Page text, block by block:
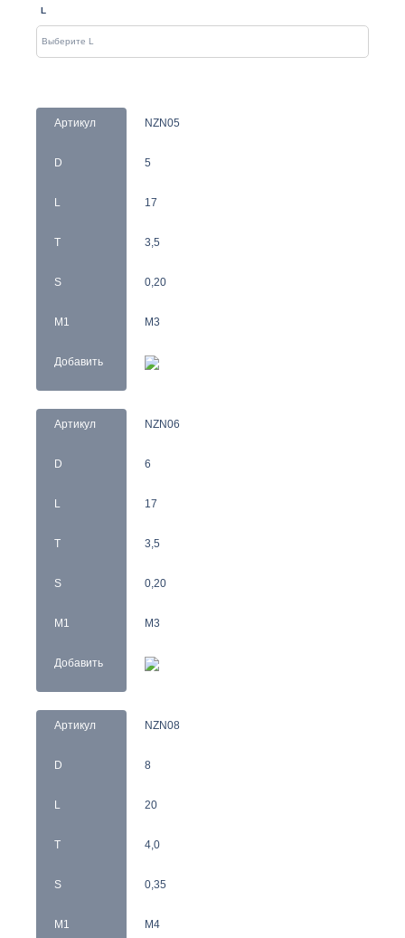
L
Артикул
D
L
T
S
M1
Добавить
NZN05
5
17
3,5
0,20
M3
Артикул
D
L
T
S
M1
Добавить
NZN06
6
17
3,5
0,20
M3
Артикул
D
L
T
S
M1
NZN08
8
20
4,0
0,35
M4